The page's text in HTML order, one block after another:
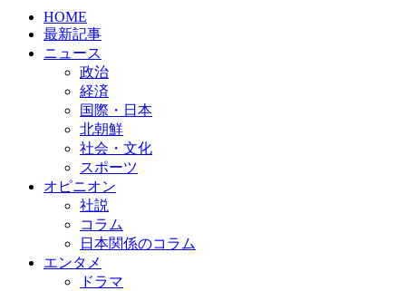
HOME
最新記事
ニュース
政治
経済
国際・日本
北朝鮮
社会・文化
スポーツ
オピニオン
社説
コラム
日本関係のコラム
エンタメ
ドラマ